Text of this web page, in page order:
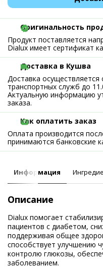
Оригинальность
Продукт поставляется
Dialux имеет сертификат
Доставка в Кушва
Доставка
транспортных служб до
Актуальную информацию
заказа.
Как оплатить заказ
Оплата производится
принимаются банковские
Информация
Описание
Dialux помогает
пациентов с диабетом,
поддерживая общее
способствует улучшению
контролю глюкозы,
заболеванием.